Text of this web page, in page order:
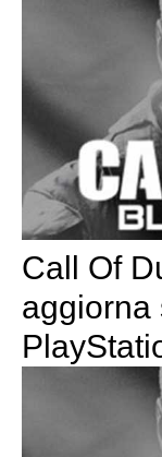
Call Of
aggiorna